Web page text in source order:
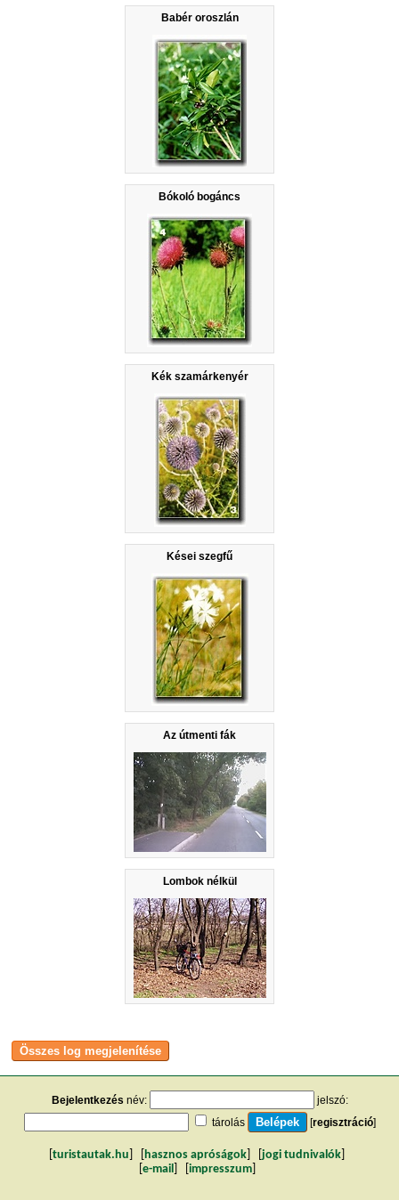
Babér oroszlán
Bókoló bogáncs
Kék szamárkenyér
Kései szegfű
Az útmenti fák
Lombok nélkül
Bejelentkezés név:
jelszó:
tárolás
[regisztráció]
turistautak.hu hasznos apróságok jogi tudnivalók
e-mail impresszum]